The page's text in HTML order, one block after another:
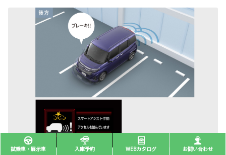
試乗車・展示車 入庫予約 WEBカタログ お問い合わせ